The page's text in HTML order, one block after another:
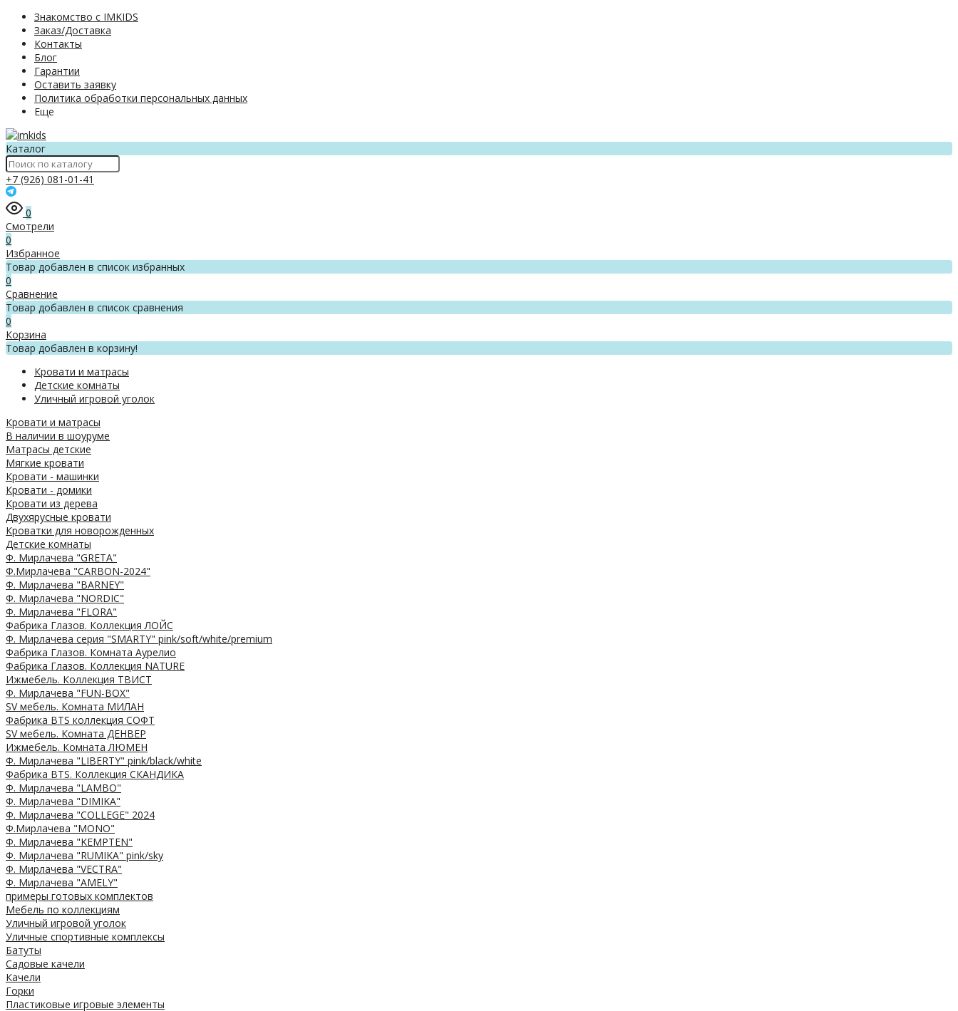
Знакомство с IMKIDS
Заказ/Доставка
Контакты
Блог
Гарантии
Оставить заявку
Политика обработки персональных данных
Еще
Каталог
+7 (926) 081-01-41
0
Смотрели
0
Избранное
Товар добавлен в список избранных
0
Сравнение
Товар добавлен в список сравнения
0
Корзина
Товар добавлен в корзину!
Кровати и матрасы
Детские комнаты
Уличный игровой уголок
Кровати и матрасы
В наличии в шоуруме
Матрасы детские
Мягкие кровати
Кровати - машинки
Кровати - домики
Кровати из дерева
Двухярусные кровати
Кроватки для новорожденных
Детские комнаты
Ф. Мирлачева "GRETA"
Ф.Мирлачева "CARBON-2024"
Ф. Мирлачева "BARNEY"
Ф. Мирлачева "NORDIC"
Ф. Мирлачева "FLORA"
Фабрика Глазов. Коллекция ЛОЙС
Ф. Мирлачева серия "SMARTY" pink/soft/white/premium
Фабрика Глазов. Комната Аурелио
Фабрика Глазов. Коллекция NATURE
Ижмебель. Коллекция ТВИСТ
Ф. Мирлачева "FUN-BOX"
SV мебель. Комната МИЛАН
Фабрика BTS коллекция СОФТ
SV мебель. Комната ДЕНВЕР
Ижмебель. Комната ЛЮМЕН
Ф. Мирлачева "LIBERTY" pink/black/white
Фабрика BTS. Коллекция СКАНДИКА
Ф. Мирлачева "LAMBO"
Ф. Мирлачева "DIMIKA"
Ф. Мирлачева "COLLEGE" 2024
Ф.Мирлачева "MONO"
Ф. Мирлачева "KEMPTEN"
Ф. Мирлачева "RUMIKA" pink/sky
Ф. Мирлачева "VECTRA"
Ф. Мирлачева "AMELY"
примеры готовых комплектов
Мебель по коллекциям
Уличный игровой уголок
Уличные спортивные комплексы
Батуты
Садовые качели
Качели
Горки
Пластиковые игровые элементы